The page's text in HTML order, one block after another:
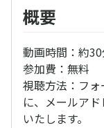
概要
動画時間：約
参加費：無料
視聴方法：フ
に、メールア
いたします。